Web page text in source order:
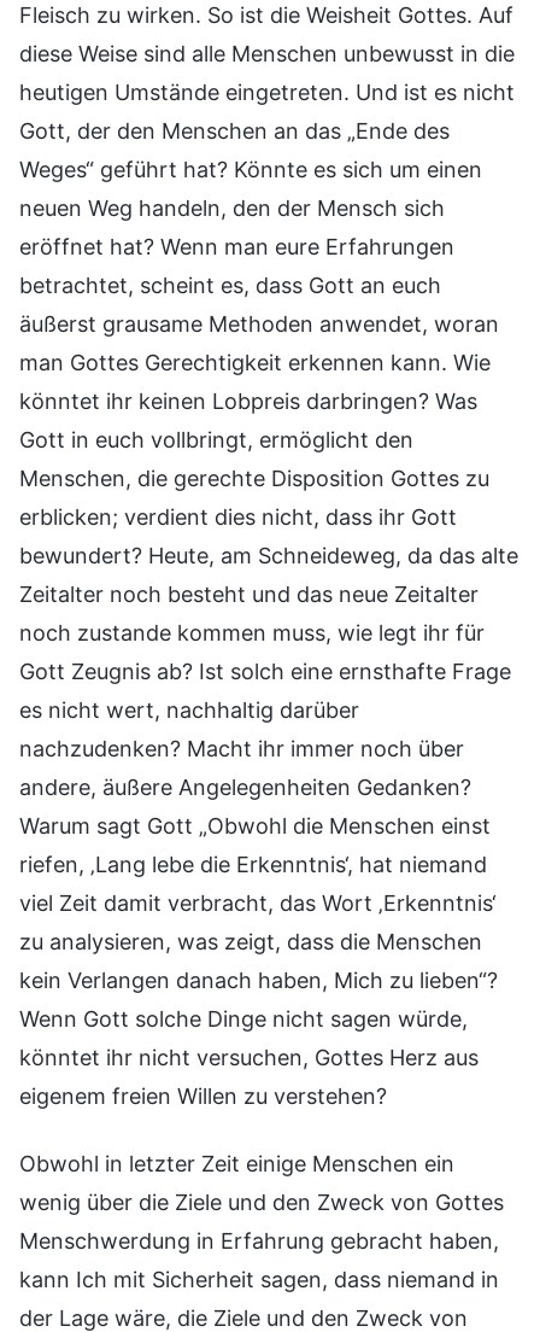
Fleisch zu wirken. So ist die Weisheit Gottes. Auf
diese Weise sind alle Menschen unbewusst in die
heutigen Umstände eingetreten. Und ist es nicht
Gott, der den Menschen an das „Ende des
Weges“ geführt hat? Könnte es sich um einen
neuen Weg handeln, den der Mensch sich
eröffnet hat? Wenn man eure Erfahrungen
betrachtet, scheint es, dass Gott an euch
äußerst grausame Methoden anwendet, woran
man Gottes Gerechtigkeit erkennen kann. Wie
könntet ihr keinen Lobpreis darbringen? Was
Gott in euch vollbringt, ermöglicht den
Menschen, die gerechte Disposition Gottes zu
erblicken; verdient dies nicht, dass ihr Gott
bewundert? Heute, am Schneideweg, da das alte
Zeitalter noch besteht und das neue Zeitalter
noch zustande kommen muss, wie legt ihr für
Gott Zeugnis ab? Ist solch eine ernsthafte Frage
es nicht wert, nachhaltig darüber
nachzudenken? Macht ihr immer noch über
andere, äußere Angelegenheiten Gedanken?
Warum sagt Gott „Obwohl die Menschen einst
riefen, ‚Lang lebe die Erkenntnis‘, hat niemand
viel Zeit damit verbracht, das Wort ‚Erkenntnis‘
zu analysieren, was zeigt, dass die Menschen
kein Verlangen danach haben, Mich zu lieben“?
Wenn Gott solche Dinge nicht sagen würde,
könntet ihr nicht versuchen, Gottes Herz aus
eigenem freien Willen zu verstehen?
Obwohl in letzter Zeit einige Menschen ein
wenig über die Ziele und den Zweck von Gottes
Menschwerdung in Erfahrung gebracht haben,
kann Ich mit Sicherheit sagen, dass niemand in
der Lage wäre, die Ziele und den Zweck von